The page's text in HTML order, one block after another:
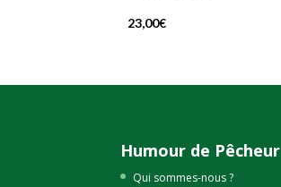
23,00€
Humour de Pêcheur
Qui sommes-nous ?